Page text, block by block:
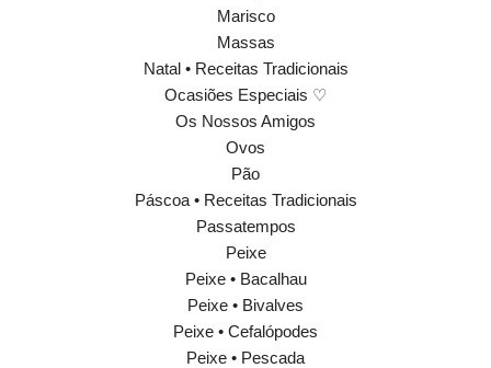
Marisco
Massas
Natal • Receitas Tradicionais
Ocasiões Especiais ♡
Os Nossos Amigos
Ovos
Pão
Páscoa • Receitas Tradicionais
Passatempos
Peixe
Peixe • Bacalhau
Peixe • Bivalves
Peixe • Cefalópodes
Peixe • Pescada